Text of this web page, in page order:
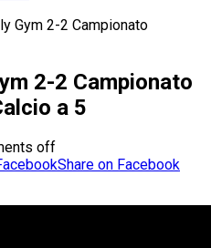
Gym 2-2 Campionato
2-2 Campionato
a 5
off
Share on Facebook